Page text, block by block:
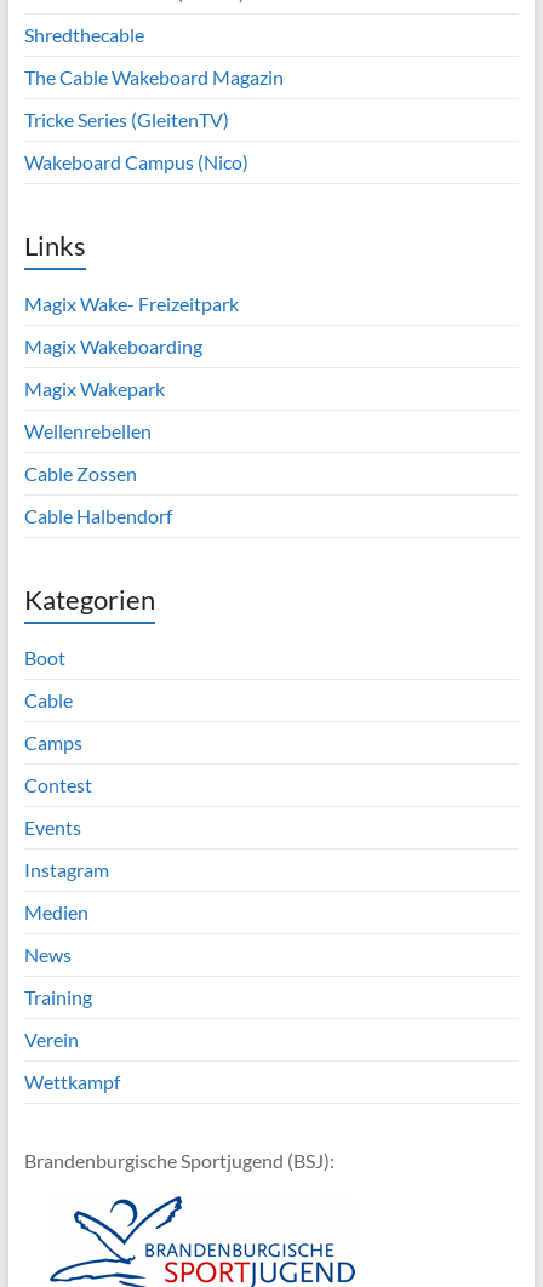
Shredthecable
The Cable Wakeboard Magazin
Tricke Series (GleitenTV)
Wakeboard Campus (Nico)
Links
Magix Wake- Freizeitpark
Magix Wakeboarding
Magix Wakepark
Wellenrebellen
Cable Zossen
Cable Halbendorf
Kategorien
Boot
Cable
Camps
Contest
Events
Instagram
Medien
News
Training
Verein
Wettkampf
Brandenburgische Sportjugend (BSJ):